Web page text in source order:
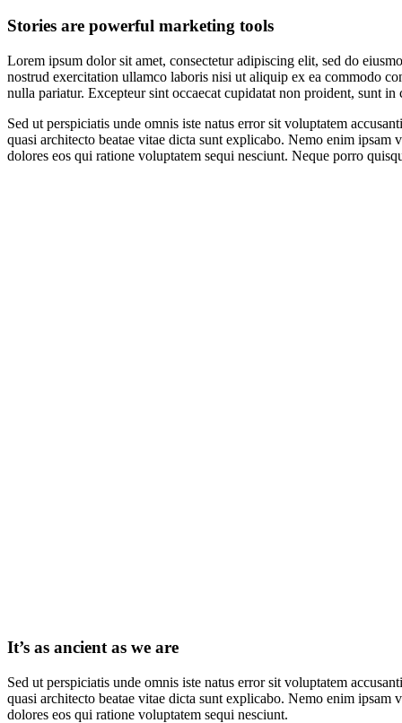
Stories are powerful marketing tools
Lorem ipsum dolor sit amet, consectetur adipiscing elit, sed do
nostrud exercitation ullamco laboris nisi ut aliquip ex ea commodo
nulla pariatur. Excepteur sint occaecat cupidatat non proident, sunt
Sed ut perspiciatis unde omnis iste natus error sit voluptatem
quasi architecto beatae vitae dicta sunt explicabo. Nemo enim
dolores eos qui ratione voluptatem sequi nesciunt. Neque porro
It’s as ancient as we are
Sed ut perspiciatis unde omnis iste natus error sit voluptatem
quasi architecto beatae vitae dicta sunt explicabo. Nemo enim
dolores eos qui ratione voluptatem sequi nesciunt.